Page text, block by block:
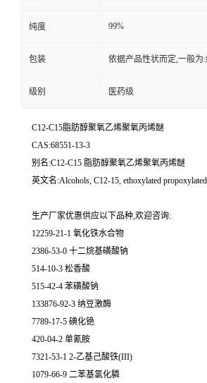
纯度 99%
包装 依据产品性状而定,一般为
级别 医药级
C12-C15脂肪醇聚氧乙烯聚氧丙烯醚
CAS:68551-13-3
别名:C12-C15 脂肪醇聚氧乙烯聚氧丙烯醚
英文名:Alcohols, C12-15, ethoxylated propoxylated
生产厂家优惠供应以下品种,欢迎咨询:
12259-21-1 氧化铁水合物
2386-53-0 十二烷基磺酸钠
514-10-3 松香酸
515-42-4 苯磺酸钠
133876-92-3 纳豆激酶
7789-17-5 碘化铯
420-04-2 单氰胺
7321-53-1 2-乙基己酸铁(III)
1079-66-9 二苯基氯化膦